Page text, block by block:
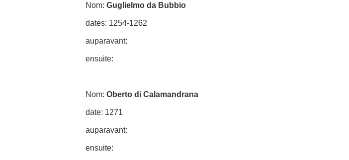
Nom: Guglielmo da Bubbio
dates: 1254-1262
auparavant:
ensuite:
Nom: Oberto di Calamandrana
date: 1271
auparavant:
ensuite: